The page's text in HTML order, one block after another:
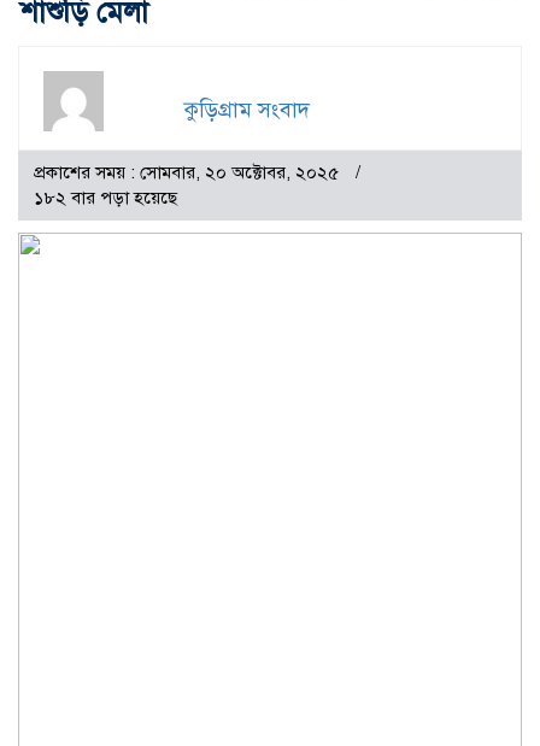
শাশুড়ি মেলা
কুড়িগ্রাম সংবাদ
প্রকাশের সময় : সোমবার, ২০ অক্টোবর, ২০২৫
১৮২ বার পড়া হয়েছে